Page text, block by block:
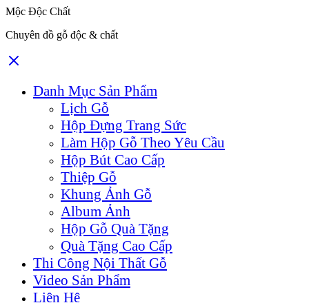
Mộc Độc Chất
Chuyên đồ gỗ độc & chất
Danh Mục Sản Phẩm
Lịch Gỗ
Hộp Đựng Trang Sức
Làm Hộp Gỗ Theo Yêu Cầu
Hộp Bút Cao Cấp
Thiệp Gỗ
Khung Ảnh Gỗ
Album Ảnh
Hộp Gỗ Quà Tặng
Quà Tặng Cao Cấp
Thi Công Nội Thất Gỗ
Video Sản Phẩm
Liên Hệ